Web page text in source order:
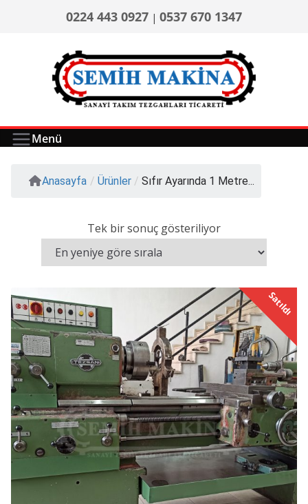
0224 443 0927 | 0537 670 1347
Menü
Anasayfa / Ürünler / Sıfır Ayarında 1 Metre...
Tek bir sonuç gösteriliyor
Satıldı